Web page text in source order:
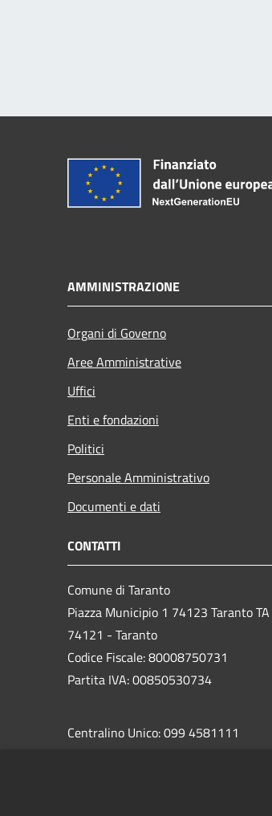
AMMINISTRAZIONE
Organi di Governo
Aree Amministrative
Uffici
Enti e fondazioni
Politici
Personale Amministrativo
Documenti e dati
CONTATTI
Comune di Taranto
Piazza Municipio 1 74123 Taranto
74121 - Taranto
Codice Fiscale: 80008750731
Partita IVA: 00850530734
Centralino Unico: 099 4581111